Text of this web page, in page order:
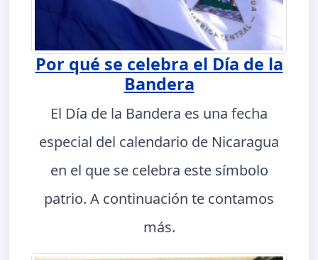
Por qué se celebra el Día de la
Bandera
El Día de la Bandera es una fecha
especial del calendario de Nicaragua
en el que se celebra este símbolo
patrio. A continuación te contamos
más.